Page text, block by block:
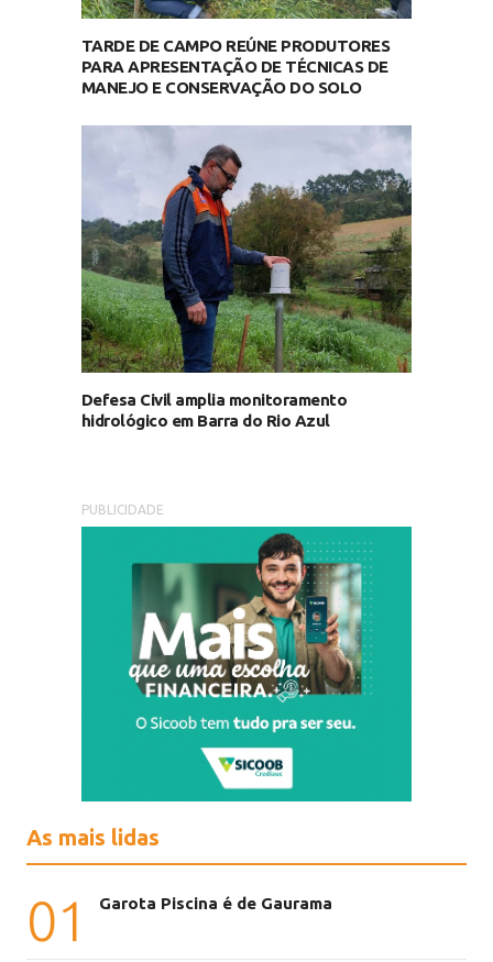
TARDE DE CAMPO REÚNE PRODUTORES
PARA APRESENTAÇÃO DE TÉCNICAS DE
MANEJO E CONSERVAÇÃO DO SOLO
Defesa Civil amplia monitoramento
hidrológico em Barra do Rio Azul
PUBLICIDADE
As mais lidas
01 Garota Piscina é de Gaurama